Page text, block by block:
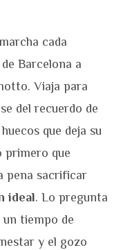
cada
Barcelona a
Viaja para
del recuerdo de
que deja su
primero que
pena sacrificar
ideal. Lo pregunta
tiempo de
y el gozo